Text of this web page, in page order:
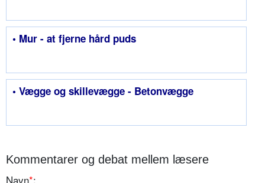
• Mur - at fjerne hård puds
• Vægge og skillevægge - Betonvægge
Kommentarer og debat mellem læsere
Navn*: